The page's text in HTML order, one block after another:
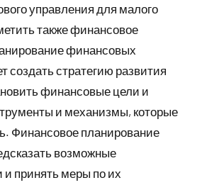
управления для малого
также финансовое
финансовых
создать стратегию развития
финансовые цели и
и механизмы, которые
Финансовое планирование
возможные
принять меры по их